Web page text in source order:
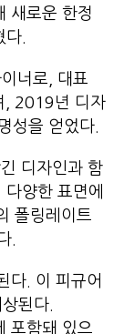
새로운 한정
.
너로, 대표
, 2019년 디자
성을 얻었다.
디자인과 함
양한 표면에
폴링레이트
.
다. 이 피규어
된다.
포함돼 있으